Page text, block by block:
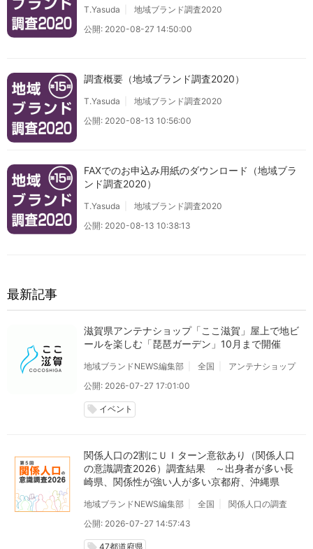
T.Yasuda
地域ブランド調査2020
公開: 2020-08-27 14:50:00
調査概要（地域ブランド調査2020）
T.Yasuda
地域ブランド調査2020
公開: 2020-08-13 10:56:00
FAXでのお申込み用紙のダウンロード（地域ブラ
ンド調査2020）
T.Yasuda
地域ブランド調査2020
公開: 2020-08-13 10:38:13
最新記事
滋賀県アンテナショップ「ここ滋賀」屋上で地ビ
ールを楽しむ「琵琶ガーデン」10月まで開催
地域ブランドNEWS編集部 全国
アンテナショップ
公開: 2026-07-27 17:01:00
local_offer イベント
関係人口の2割にＵＩターン意欲あり（関係人口
の意識調査2026）調査結果 ～出身者が多い長
崎県、関係性が強い人が多い京都府、沖縄県
地域ブランドNEWS編集部 全国
関係人口の調査
公開: 2026-07-27 14:57:43
47都道府県